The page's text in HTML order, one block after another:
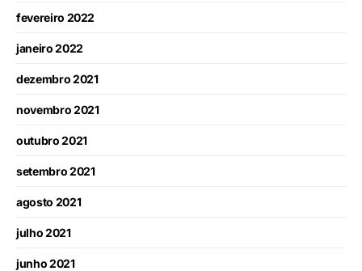
fevereiro 2022
janeiro 2022
dezembro 2021
novembro 2021
outubro 2021
setembro 2021
agosto 2021
julho 2021
junho 2021